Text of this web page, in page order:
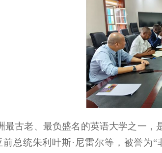
最古老、最负盛名的英语大学之一
总统朱利叶斯·尼雷尔等，被誉为